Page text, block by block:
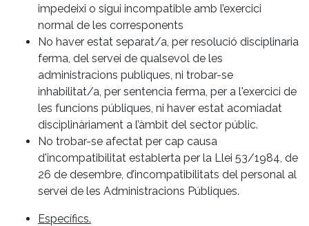
impedeixi o sigui incompatible amb l’exercici
normal de les corresponents
No haver estat separat/a, per resolució disciplinaria
ferma, del servei de qualsevol de les
administracions publiques, ni trobar-se
inhabilitat/a, per sentencia ferma, per a l'exercici de
les funcions públiques, ni haver estat acomiadat
disciplinàriament a l’àmbit del sector públic.
No trobar-se afectat per cap causa
d'incompatibilitat establerta per la Llei 53/1984, de
26 de desembre, d’incompatibilitats del personal al
servei de les Administracions Públiques.
Específics.